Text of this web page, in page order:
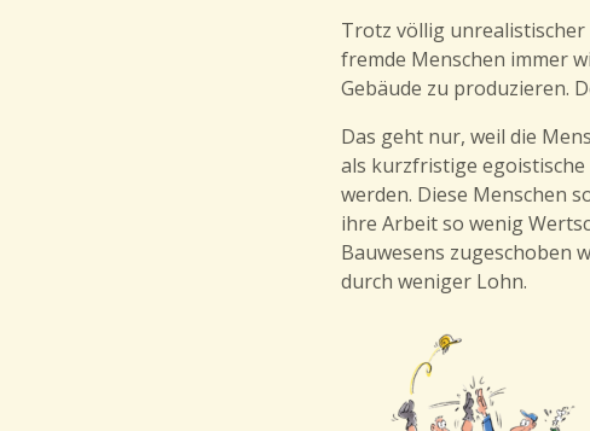
Trotz völlig
fremde Menschen immer
Gebäude zu produzieren.
Das geht nur, weil die
als kurzfristige egoistische
werden. Diese Menschen
ihre Arbeit so wenig
Bauwesens zugeschoben
durch weniger Lohn.